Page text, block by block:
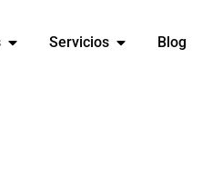
Servicios Blog